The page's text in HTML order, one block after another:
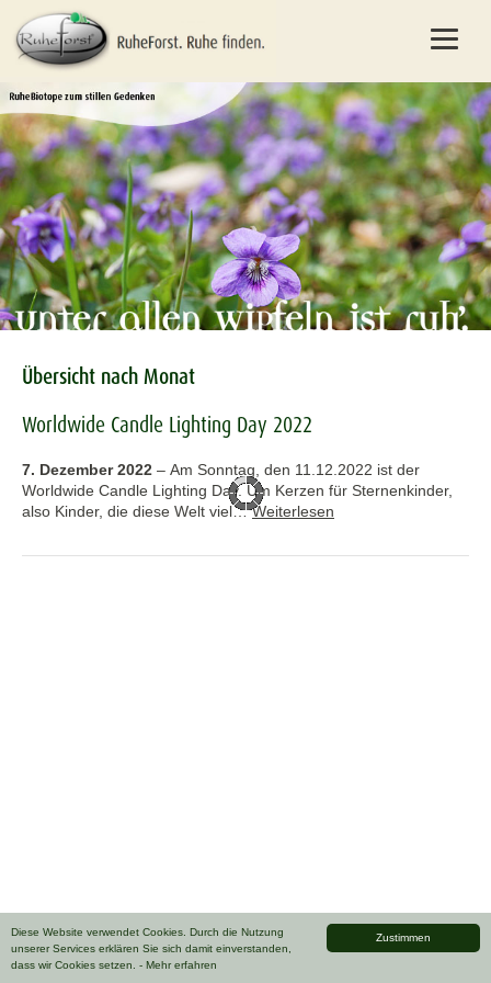
Zustimmen
Diese Website verwendet Cookies. Durch die Nutzung
unserer Services erklären Sie sich damit einverstanden,
dass wir Cookies setzen. - Mehr erfahren
Übersicht nach Monat
Worldwide Candle Lighting Day 2022
7. Dezember 2022 – Am Sonntag, den 11.12.2022 ist der
Worldwide Candle Lighting Day. Um Kerzen für Sternenkinder,
also Kinder, die diese Welt viel…Weiterlesen